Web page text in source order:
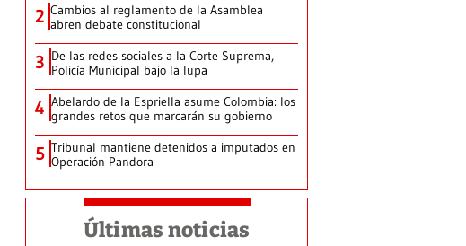
2 Cambios al reglamento de la Asamblea
abren debate constitucional
3 De las redes sociales a la Corte Suprema,
Policía Municipal bajo la lupa
4 Abelardo de la Espriella asume Colombia: los
grandes retos que marcarán su gobierno
5 Tribunal mantiene detenidos a imputados en
Operación Pandora
Últimas noticias